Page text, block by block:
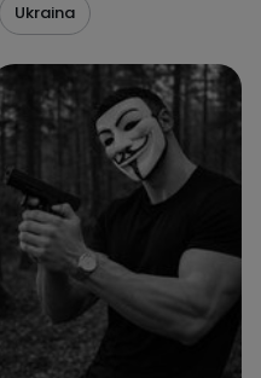
Ukraina